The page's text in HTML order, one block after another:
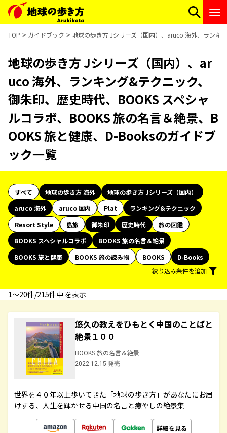
TOP ガイドブック 地球の歩き方 Jシリーズ（国内）、aruco 海外、ランキ
地球の歩き方 Jシリーズ（国内）、ar
uco 海外、ランキング&テクニック、
御朱印、歴史時代、BOOKS スペシャ
ルコラボ、BOOKS 旅の名言＆絶景、B
OOKS 旅と健康、D-Booksのガイドブ
ック一覧
すべて 地球の歩き方 海外
地球の歩き方 Jシリーズ（国内）
aruco 海外
aruco 国内 Plat
ランキング&テクニック
Resort Style
島旅 御朱印 歴史時代
旅の図鑑
BOOKS スペシャルコラボ
BOOKS 旅の名言＆絶景
BOOKS 旅と健康
BOOKS 旅の読み物 BOOKS
D-Books
絞り込み条件を追加
1〜20件/215件中 を表示
悠久の教えをひもとく中国のことばと
絶景１００
BOOKS 旅の名言＆絶景
2022.12.15 発売
世界を４０年以上歩いてきた「地球の歩き方」があなたにお届
けする、人生を輝かせる中国の名言と癒やしの絶景集
詳細を見る